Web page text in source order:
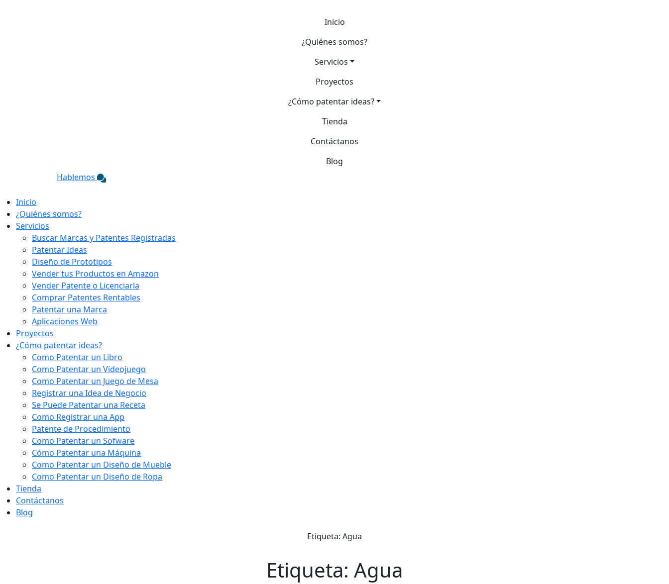
Inicio
¿Quiénes somos?
Servicios
Proyectos
¿Cómo patentar ideas?
Tienda
Contáctanos
Blog
Hablemos
Inicio
¿Quiénes somos?
Servicios
Buscar Marcas y Patentes Registradas
Patentar Ideas
Diseño de Prototipos
Vender tus Productos en Amazon
Vender Patente o Licenciarla
Comprar Patentes Rentables
Patentar una Marca
Aplicaciones Web
Proyectos
¿Cómo patentar ideas?
Como Patentar un Libro
Como Patentar un Videojuego
Como Patentar un Juego de Mesa
Registrar una Idea de Negocio
Se Puede Patentar una Receta
Como Registrar una App
Patente de Procedimiento
Como Patentar un Sofware
Cómo Patentar una Máquina
Como Patentar un Diseño de Mueble
Como Patentar un Diseño de Ropa
Tienda
Contáctanos
Blog
Etiqueta: Agua
Etiqueta: Agua